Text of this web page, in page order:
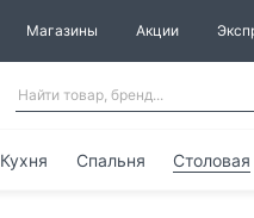
Магазины Акции
Кухня Спальня Столовая